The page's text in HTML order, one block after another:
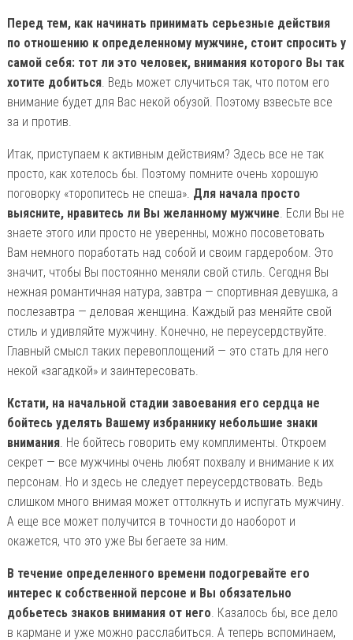
Перед тем, как начинать принимать серьезные действия
по отношению к определенному мужчине, стоит спросить у
самой себя: тот ли это человек, внимания которого Вы так
хотите добиться. Ведь может случиться так, что потом его
внимание будет для Вас некой обузой. Поэтому взвесьте все
за и против.
Итак, приступаем к активным действиям? Здесь все не так
просто, как хотелось бы. Поэтому помните очень хорошую
поговорку «торопитесь не спеша». Для начала просто
выясните, нравитесь ли Вы желанному мужчине. Если Вы не
знаете этого или просто не уверенны, можно посоветовать
Вам немного поработать над собой и своим гардеробом. Это
значит, чтобы Вы постоянно меняли свой стиль. Сегодня Вы
нежная романтичная натура, завтра — спортивная девушка, а
послезавтра — деловая женщина. Каждый раз меняйте свой
стиль и удивляйте мужчину. Конечно, не переусердствуйте.
Главный смысл таких перевоплощений — это стать для него
некой «загадкой» и заинтересовать.
Кстати, на начальной стадии завоевания его сердца не
бойтесь уделять Вашему избраннику небольшие знаки
внимания. Не бойтесь говорить ему комплименты. Откроем
секрет — все мужчины очень любят похвалу и внимание к их
персонам. Но и здесь не следует переусердствовать. Ведь
слишком много внимая может оттолкнуть и испугать мужчину.
А еще все может получится в точности до наоборот и
окажется, что это уже Вы бегаете за ним.
В течение определенного времени подогревайте его
интерес к собственной персоне и Вы обязательно
добьетесь знаков внимания от него. Казалось бы, все дело
в кармане и уже можно расслабиться. А теперь вспоминаем,